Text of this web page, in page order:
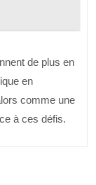
de plus en
en
comme une
à ces défis.